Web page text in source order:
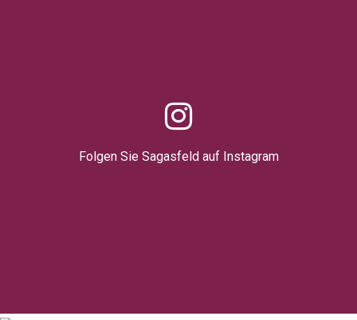
Folgen Sie Sagasfeld auf Instagram